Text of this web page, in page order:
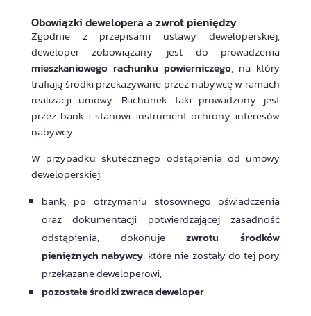
Obowiązki dewelopera a zwrot pieniędzy
Zgodnie z przepisami ustawy deweloperskiej,
deweloper zobowiązany jest do prowadzenia
mieszkaniowego rachunku powierniczego, na który
trafiają środki przekazywane przez nabywcę w ramach
realizacji umowy. Rachunek taki prowadzony jest
przez bank i stanowi instrument ochrony interesów
nabywcy.
W przypadku skutecznego odstąpienia od umowy
deweloperskiej:
bank, po otrzymaniu stosownego oświadczenia
oraz dokumentacji potwierdzającej zasadność
odstąpienia, dokonujezwrotu środków
pieniężnych nabywcy, które nie zostały do tej pory
przekazane deweloperowi,
pozostałe środki zwraca deweloper.